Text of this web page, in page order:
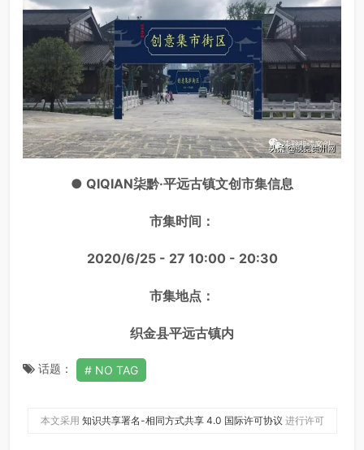
● QIQIAN柒黔·平远古镇文创市集信息
市集时间：
2020/6/25 - 27 10:00 - 20:30
市集地点：
织金县平远古镇内
话题： NO TAG
本文采用 知识共享署名-相同方式共享 4.0 国际许可协议 进行许可